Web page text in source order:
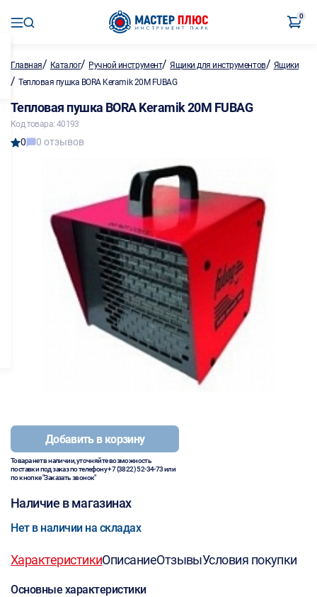
0
Главная/ Каталог/ Ручной инструмент/Ящики для инструментов/ Ящики
/ Тепловая пушка BORA Keramik 20M FUBAG
Тепловая пушка BORA Keramik 20M FUBAG
Код товара: 40193
0 0 отзывов
Добавить в корзину
Товара нет в наличии, уточняйте возможность
поставки под заказ по телефону+7 (3822) 52-34-73или
по кнопке "Заказать звонок"
Наличие в магазинах
Нет в наличии на складах
ХарактеристикиОписаниеОтзывыУсловия покупки
Основные характеристики